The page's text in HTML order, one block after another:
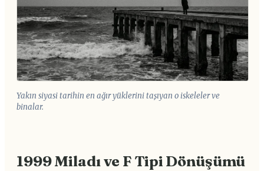
Yakın siyasi tarihin en ağır yüklerini taşıyan o iskeleler ve
binalar.
1999 Miladı ve F Tipi Dönüşümü